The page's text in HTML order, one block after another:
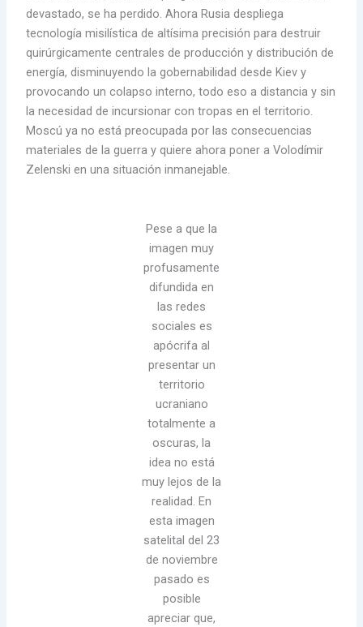
devastado, se ha perdido. Ahora Rusia despliega
tecnología misilística de altísima precisión para destruir
quirúrgicamente centrales de producción y distribución de
energía, disminuyendo la gobernabilidad desde Kiev y
provocando un colapso interno, todo eso a distancia y sin
la necesidad de incursionar con tropas en el territorio.
Moscú ya no está preocupada por las consecuencias
materiales de la guerra y quiere ahora poner a Volodímir
Zelenski en una situación inmanejable.
Pese a que la
imagen muy
profusamente
difundida en
las redes
sociales es
apócrifa al
presentar un
territorio
ucraniano
totalmente a
oscuras, la
idea no está
muy lejos de la
realidad. En
esta imagen
satelital del 23
de noviembre
pasado es
posible
apreciar que,